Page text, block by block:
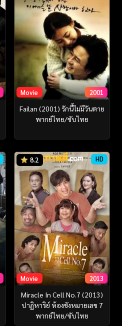
Movie 2001
Failan (2001) รักนี้ไม่มีวันตาย
พากย์ไทย/ซับไทย
8.2 HD
Movie 2013
Miracle In Cell No.7 (2013)
ปาฏิหาริย์ ห้องขังหมายเลข 7
พากย์ไทย/ซับไทย